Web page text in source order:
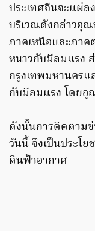
ประเทศจีนจะแผ่ล
บริเวณดังกล่าวอุณ
ภาคเหนือและภาค
หนาวกับมีลมแรง
กรุงเทพมหานคร
กับมีลมแรง โดยอุ
ดังนั้นการติดตามข่
วันนี้ จึงเป็นประโ
ดินฟ้าอากาศ